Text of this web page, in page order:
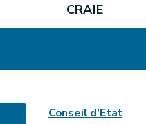
CRAIE
Conseil d’Etat